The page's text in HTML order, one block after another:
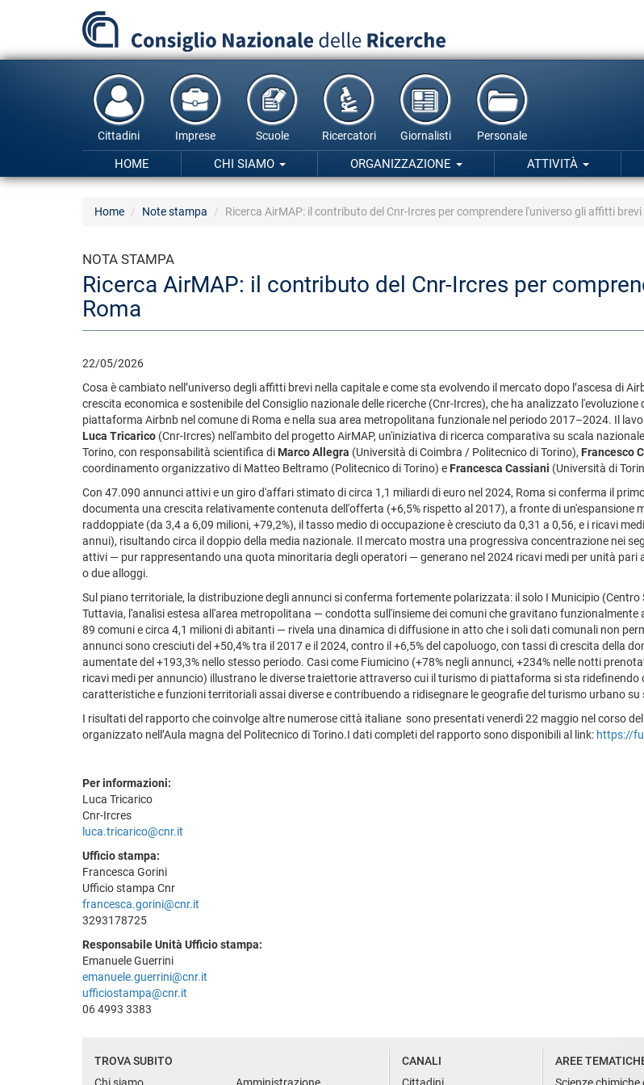
principale
Cittadini Imprese Scuole Ricercatori Giornalisti Personale
HOME CHI SIAMO ORGANIZZAZIONE ATTIVITÀ
Home Note stampa Ricerca AirMAP: il contributo del Cnr-Ircres per comprendere l'universo gli affitti brevi
NOTA STAMPA
Ricerca AirMAP: il contributo del Cnr-Ircres per
Roma
22/05/2026
Cosa è cambiato nell’universo degli affitti brevi nella capitale e come sta evolvendo il mercato dopo l’ascesa di
crescita economica e sostenibile del Consiglio nazionale delle ricerche (Cnr-Ircres), che ha analizzato
piattaforma Airbnb nel comune di Roma e nella sua area metropolitana funzionale nel periodo 2017–2024. Il
Luca Tricarico (Cnr-Ircres) nell'ambito del progetto AirMAP, un'iniziativa di ricerca comparativa su scala
Torino, con responsabilità scientifica di Marco Allegra (Università di Coimbra / Politecnico di Torino), Francesco
coordinamento organizzativo di Matteo Beltramo (Politecnico di Torino) e Francesca Cassiani (Università di
Con 47.090 annunci attivi e un giro d'affari stimato di circa 1,1 miliardi di euro nel 2024, Roma si conferma il
documenta una crescita relativamente contenuta dell'offerta (+6,5% rispetto al 2017), a fronte di
raddoppiate (da 3,4 a 6,09 milioni, +79,2%), il tasso medio di occupazione è cresciuto da 0,31 a 0,56, e i ricavi
annui), risultando circa il doppio della media nazionale. Il mercato mostra una progressiva concentrazione nei
attivi — pur rappresentando una quota minoritaria degli operatori — generano nel 2024 ricavi medi per unità
o due alloggi.
Sul piano territoriale, la distribuzione degli annunci si conferma fortemente polarizzata: il solo I Municipio
Tuttavia, l'analisi estesa all'area metropolitana — condotta sull'insieme dei comuni che gravitano
89 comuni e circa 4,1 milioni di abitanti — rivela una dinamica di diffusione in atto che i soli dati comunali non
annunci sono cresciuti del +50,4% tra il 2017 e il 2024, contro il +6,5% del capoluogo, con tassi di crescita della
aumentate del +193,3% nello stesso periodo. Casi come Fiumicino (+78% negli annunci, +234% nelle notti
ricavi medi per annuncio) illustrano le diverse traiettorie attraverso cui il turismo di piattaforma si sta
caratteristiche e funzioni territoriali assai diverse e contribuendo a ridisegnare le geografie del turismo urbano
I risultati del rapporto che coinvolge altre numerose città italiane sono presentati venerdì 22 maggio nel corso
organizzato nell’Aula magna del Politecnico di Torino.I dati completi del rapporto sono disponibili al link: https://
Per informazioni:
Luca Tricarico
Cnr-Ircres
luca.tricarico@cnr.it
Ufficio stampa:
Francesca Gorini
Ufficio stampa Cnr
francesca.gorini@cnr.it
3293178725
Responsabile Unità Ufficio stampa:
Emanuele Guerrini
emanuele.guerrini@cnr.it
ufficiostampa@cnr.it
06 4993 3383
TROVA SUBITO
CANALI
AREE